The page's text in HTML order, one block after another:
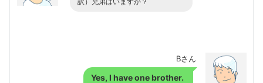
訳）兄弟はいますか？
Bさん
Yes, I have one brother.